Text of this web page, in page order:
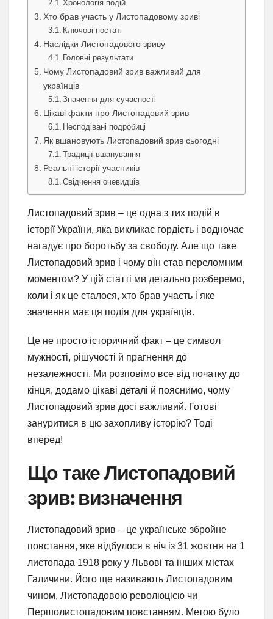
Хронологія подій
Хто брав участь у Листопадовому зриві
Ключові постаті
Наслідки Листопадового зриву
Головні результати
Чому Листопадовий зрив важливий для
українців
Значення для сучасності
Цікаві факти про Листопадовий зрив
Несподівані подробиці
Як вшановують Листопадовий зрив сьогодні
Традиції вшанування
Реальні історії учасників
Свідчення очевидців
Листопадовий зрив – це одна з тих подій в
історії України, яка викликає гордість і водночас
нагадує про боротьбу за свободу. Але що таке
Листопадовий зрив і чому він став переломним
моментом? У цій статті ми детально розберемо,
коли і як це сталося, хто брав участь і яке
значення має ця подія для українців.
Це не просто історичний факт – це символ
мужності, рішучості й прагнення до
незалежності. Ми розповімо все від початку до
кінця, додамо цікаві деталі й пояснимо, чому
Листопадовий зрив досі важливий. Готові
зануритися в цю захопливу історію? Тоді
вперед!
Що таке Листопадовий
зрив: визначення
Листопадовий зрив – це українське збройне
повстання, яке відбулося в ніч із 31 жовтня на 1
листопада 1918 року у Львові та інших містах
Галичини. Його ще називають Листопадовим
чином, Листопадовою революцією чи
Першолистопадовим повстанням. Метою було